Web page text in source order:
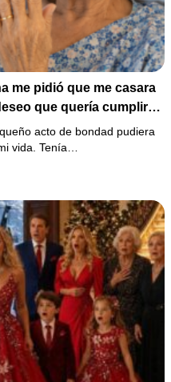
me pidió que me casara
que quería cumplir
su abogado
de hospital que
y me dijo: «Ella te eligió
acto de bondad pudiera
vida. Tenía…